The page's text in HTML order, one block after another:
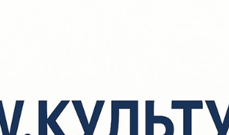
гордость. Фет вошёл в историю русской
называемого «чистого искусства». Он
цель художника. Природа и любовь были